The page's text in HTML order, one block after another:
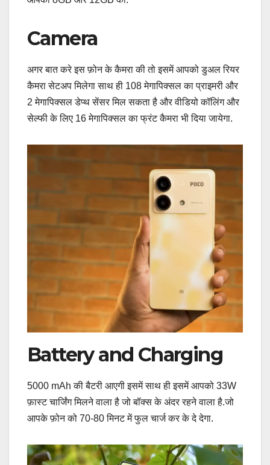
Camera
अगर बात करे इस फ़ोन के कैमरा की तो इसमें आपको डुअल रियर
कैमरा सेटअप मिलेगा साथ ही 108 मेगापिक्सल का प्राइमरी और
2 मेगापिक्सल डेप्थ सेंसर मिल सकता है और वीडियो कॉलिंग और
सेल्फी के लिए 16 मेगापिक्सल का फ्रंट कैमरा भी दिया जायेगा.
Battery and Charging
5000 mAh की बैटरी आएगी इसमें साथ ही इसमें आपको 33W
फ़ास्ट चार्जिंग मिलने वाला है जो बॉक्स के अंदर रहने वाला है.जो
आपके फ़ोन को 70-80 मिनट में फुल चार्ज कर के दे देगा.